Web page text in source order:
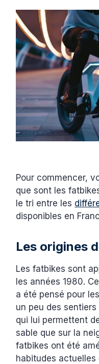
Pour commencer,
que sont les
le tri entre les
disponibles en
Les origines
Les fatbikes sont
les années 1980.
a été pensé pour
un peu des
qui lui permettent
sable que sur la
fatbikes ont été
habitudes